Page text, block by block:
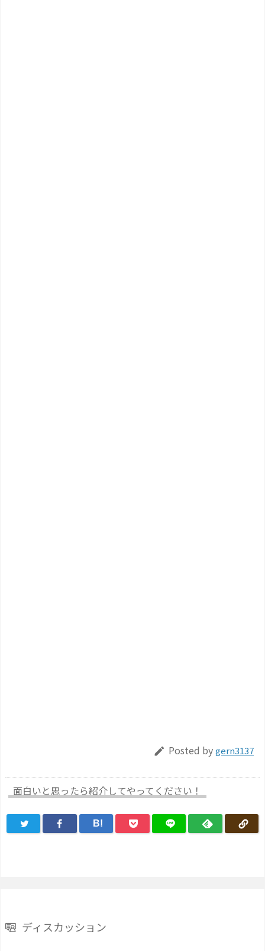
 Posted bygern3137
面白いと思ったら紹介してやってください！
B!
ディスカッション